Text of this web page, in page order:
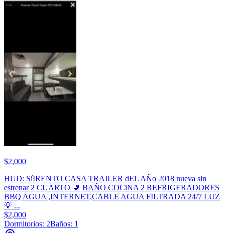
$2,000
HUD: SíIRENTO CASA TRAILER dEL AÑo 2018 nueva sin
estrenar 2 CUARTO 🚽 BAÑO COCiNA 2 REFRIGERADORES
BBQ AGUA ,INTERNET,CABLE AGUA FILTRADA 24/7 LUZ
💡 ...
$2,000
Dormitorios: 2Baños: 1